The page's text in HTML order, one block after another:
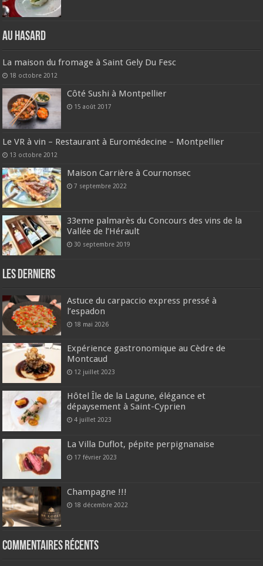
Au hasard
La maison du fromage à Saint Gely Du Fesc
18 octobre 2012
Côté Sushi à Montpellier
15 août 2017
Le VR à vin – Restaurant à Euromédecine – Montpellier
13 octobre 2012
Maison Carrière à Cournonsec
7 septembre 2022
33eme palmarès du Concours des vins de la
Vallée de l’Hérault
30 septembre 2019
Les derniers
Astuce du carpaccio express pressé à
l’espadon
18 mai 2026
Expérience gastronomique au Cèdre de
Montcaud
12 juillet 2023
Hôtel Île de la Lagune, élégance et
dépaysement à Saint-Cyprien
4 juillet 2023
La Villa Duflot, pépite perpignanaise
17 février 2023
Champagne !!!
18 décembre 2022
Commentaires récents